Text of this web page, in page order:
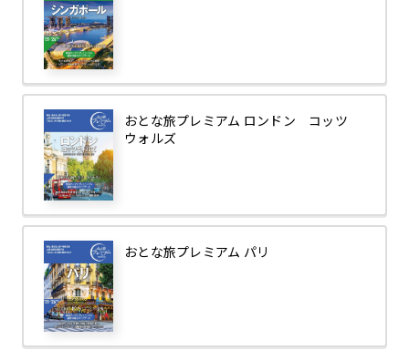
おとな旅プレミアム ロンドン コッツ
ウォルズ
おとな旅プレミアム パリ